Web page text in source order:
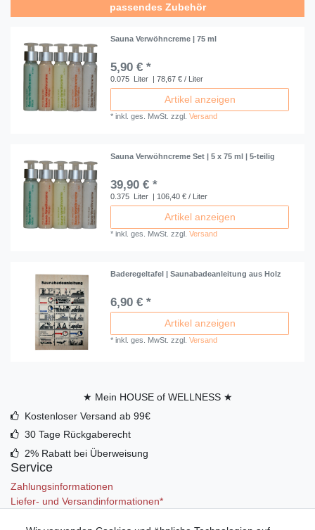
passendes Zubehör
Sauna Verwöhncreme | 75 ml
5,90 € *
0.075 Liter | 78,67 € / Liter
Artikel anzeigen
*inkl. ges. MwSt. zzgl.Versand
Sauna Verwöhncreme Set | 5 x 75 ml | 5-teilig
39,90 € *
0.375 Liter | 106,40 € / Liter
Artikel anzeigen
*inkl. ges. MwSt. zzgl.Versand
Baderegeltafel | Saunabadeanleitung aus Holz
6,90 € *
Artikel anzeigen
*inkl. ges. MwSt. zzgl.Versand
★ Mein HOUSE of WELLNESS ★
Kostenloser Versand ab 99€
30 Tage Rückgaberecht
2% Rabatt bei Überweisung
Service
Zahlungsinformationen
Liefer- und Versandinformationen*